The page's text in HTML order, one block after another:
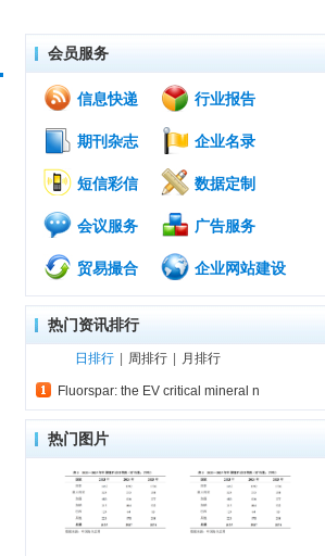
会员服务
信息快递 行业报告
期刊杂志 企业名录
短信彩信 数据定制
会议服务 广告服务
贸易撮合 企业网站建设
热门资讯排行
日排行 周排行 月排行
Fluorspar: the EV critical mineral n
热门图片